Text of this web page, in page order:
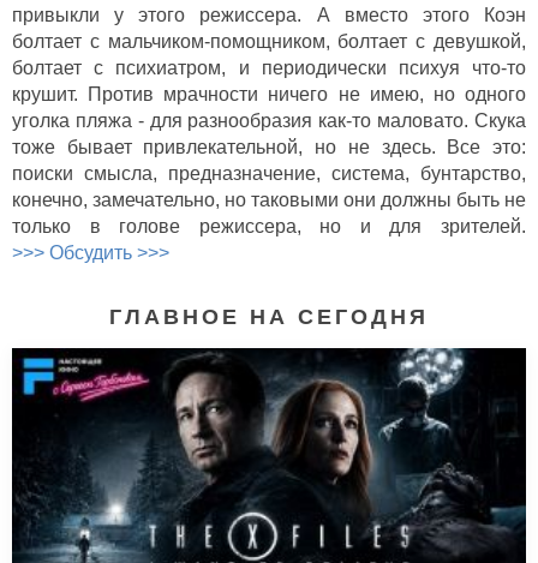
привыкли у этого режиссера. А вместо этого Коэн
болтает с мальчиком-помощником, болтает с девушкой,
болтает с психиатром, и периодически психуя что-то
крушит. Против мрачности ничего не имею, но одного
уголка пляжа - для разнообразия как-то маловато. Скука
тоже бывает привлекательной, но не здесь. Все это:
поиски смысла, предназначение, система, бунтарство,
конечно, замечательно, но таковыми они должны быть не
только в голове режиссера, но и для зрителей.
>>> Обсудить >>>
ГЛАВНОЕ НА СЕГОДНЯ